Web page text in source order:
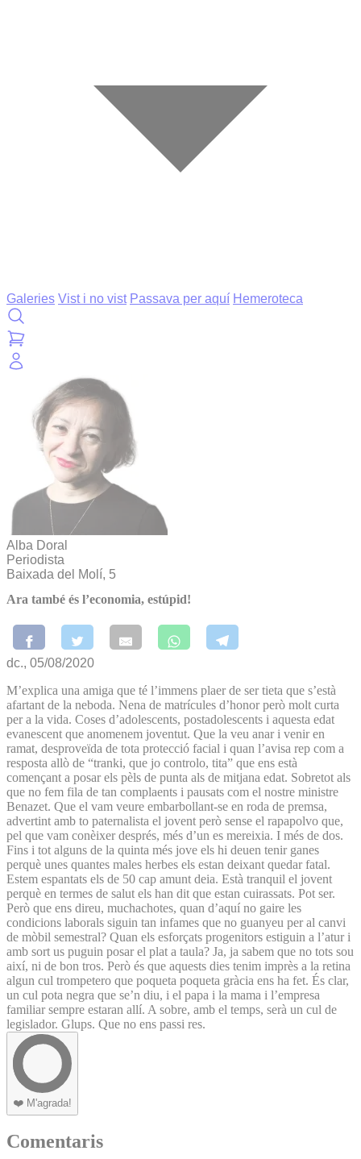
Galeries Vist i no vist Passava per aquí Hemeroteca
Alba Doral
Periodista
Baixada del Molí, 5
Ara també és l’economia, estúpid!
dc., 05/08/2020
M’explica una amiga que té l’immens plaer de ser tieta que s’està
afartant de la neboda. Nena de matrícules d’honor però molt curta
per a la vida. Coses d’adolescents, postadolescents i aquesta edat
evanescent que anomenem joventut. Que la veu anar i venir en
ramat, desproveïda de tota protecció facial i quan l’avisa rep com a
resposta allò de “tranki, que jo controlo, tita” que ens està
començant a posar els pèls de punta als de mitjana edat. Sobretot als
que no fem fila de tan complaents i pausats com el nostre ministre
Benazet. Que el vam veure embarbollant-se en roda de premsa,
advertint amb to paternalista el jovent però sense el rapapolvo que,
pel que vam conèixer després, més d’un es mereixia. I més de dos.
Fins i tot alguns de la quinta més jove els hi deuen tenir ganes
perquè unes quantes males herbes els estan deixant quedar fatal.
Estem espantats els de 50 cap amunt deia. Està tranquil el jovent
perquè en termes de salut els han dit que estan cuirassats. Pot ser.
Però que ens direu, muchachotes, quan d’aquí no gaire les
condicions laborals siguin tan infames que no guanyeu per al canvi
de mòbil semestral? Quan els esforçats progenitors estiguin a l’atur i
amb sort us puguin posar el plat a taula? Ja, ja sabem que no tots sou
així, ni de bon tros. Però és que aquests dies tenim imprès a la retina
algun cul trompetero que poqueta poqueta gràcia ens ha fet. És clar,
un cul pota negra que se’n diu, i el papa i la mama i l’empresa
familiar sempre estaran allí. A sobre, amb el temps, serà un cul de
legislador. Glups. Que no ens passi res.
❤️ M'agrada!
Comentaris